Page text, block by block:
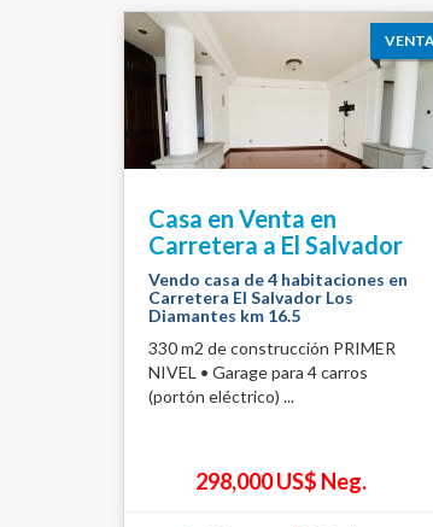
Casa en Venta en
Carretera a El Salvador
Vendo casa de 4 habitaciones en
Carretera El Salvador Los
Diamantes km 16.5
330 m2 de construcción PRIMER
NIVEL • Garage para 4 carros
(portón eléctrico) ...
298,000 US$ Neg.